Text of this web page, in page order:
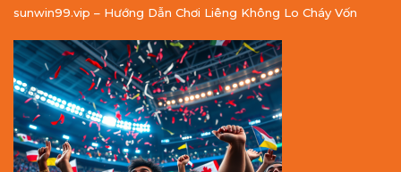
sunwin99.vip – Hướng Dẫn Chơi Liêng Không Lo Cháy Vốn